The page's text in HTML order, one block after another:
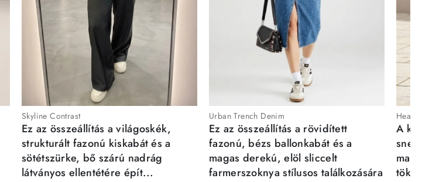
Skyline Contrast
Ez az összeállítás a világoskék,
strukturált fazonú kiskabát és a
sötétszürke, bő szárú nadrág
látványos ellentétére épít...
Urban Trench Denim
Ez az összeállítás a rövidített
fazonú, bézs ballonkabát és a
magas derekú, elöl sliccelt
farmerszoknya stílusos találkozására
A